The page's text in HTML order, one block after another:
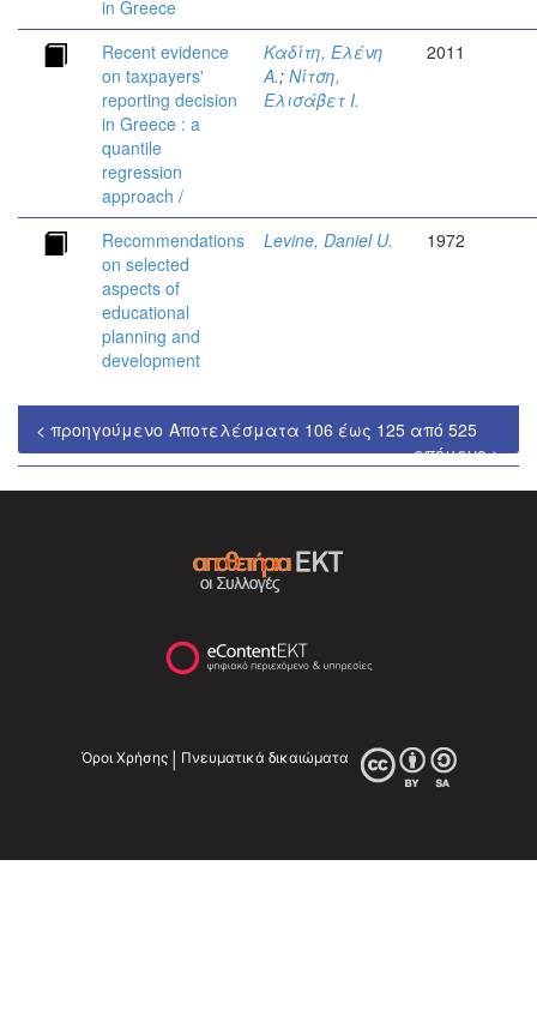
in Greece
Recent evidence
on taxpayers'
reporting decision
in Greece : a
quantile
regression
approach /
Καδίτη, Ελένη
Α.; Νίτση,
Ελισάβετ Ι.
2011
Recommendations
on selected
aspects of
educational
planning and
development
Levine, Daniel U. 1972
Αποτελέσματα 106 έως 125 από 525
< προηγούμενο
επόμενο >